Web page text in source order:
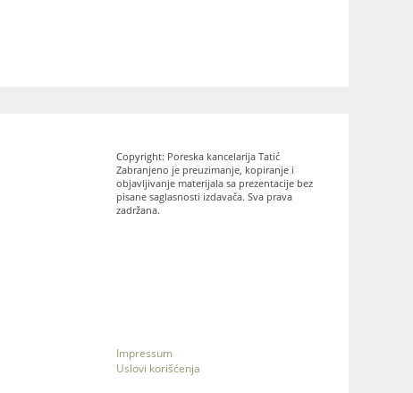
Copyright: Poreska kancelarija Tatić
Zabranjeno je preuzimanje, kopiranje i
objavljivanje materijala sa prezentacije bez
pisane saglasnosti izdavača. Sva prava
zadržana.
Impressum
Uslovi korišćenja